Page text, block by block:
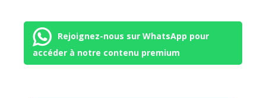
Rejoignez-nous sur WhatsApp pour
accéder à notre contenu premium